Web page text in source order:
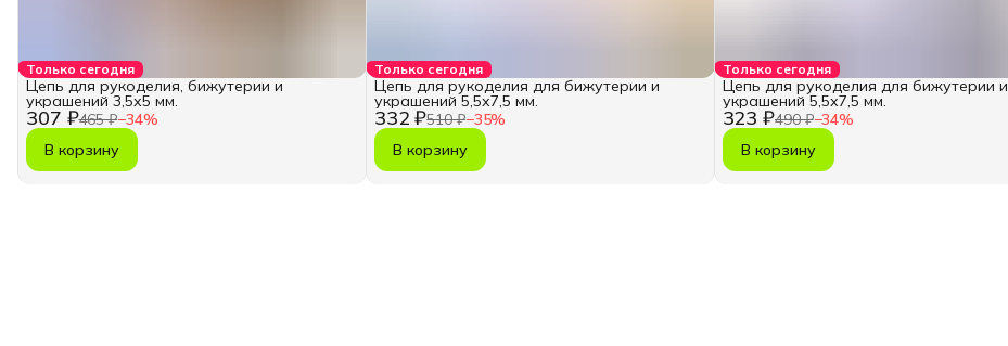
Только сегодня
307 ₽465 ₽−34%
Цепь для рукоделия, бижутерии и
украшений 3,5х5 мм.
В корзину
Только сегодня
332 ₽510 ₽−35%
Цепь для рукоделия для бижутерии и
украшений 5,5х7,5 мм.
В корзину
Только сегодня
323 ₽490 ₽−34%
Цепь для рукоделия для бижутерии и
украшений 5,5х7,5 мм.
В корзину